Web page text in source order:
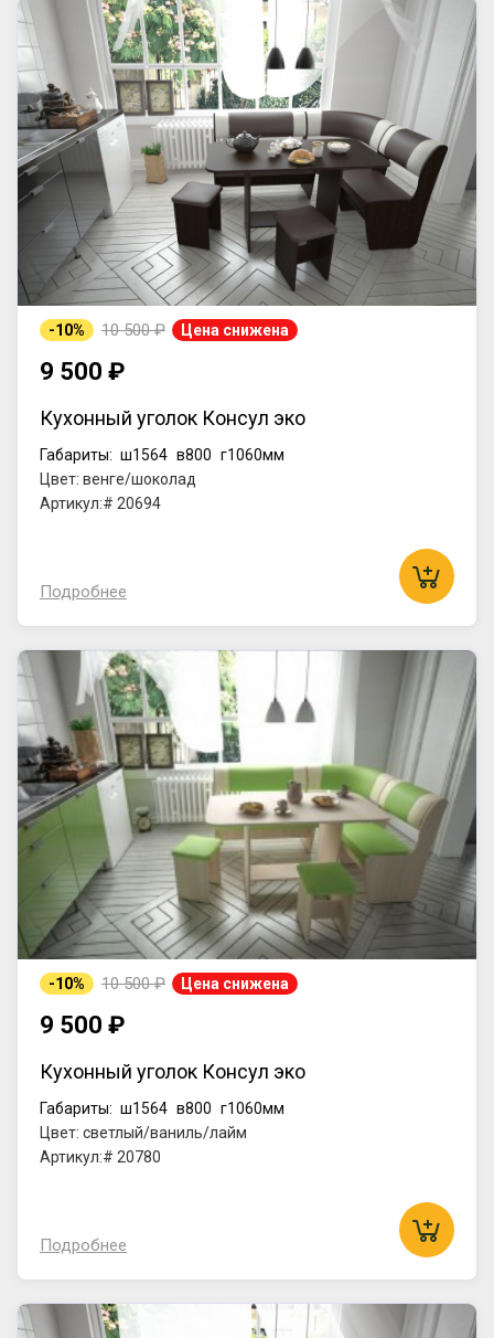
-10% 10 500 ₽ Цена снижена
9 500 ₽
Кухонный уголок Консул эко
Габариты: ш1564 в800 г1060мм
Цвет: венге/шоколад
Артикул:# 20694
Подробнее
-10% 10 500 ₽ Цена снижена
9 500 ₽
Кухонный уголок Консул эко
Габариты: ш1564 в800 г1060мм
Цвет: светлый/ваниль/лайм
Артикул:# 20780
Подробнее